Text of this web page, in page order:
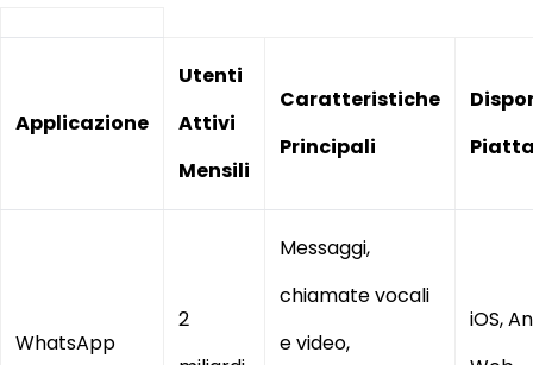
Applicazione
Utenti
Attivi
Mensili
Caratteristiche
Principali
WhatsApp
2
Messaggi,
chiamate vocali
e video,
iOS,